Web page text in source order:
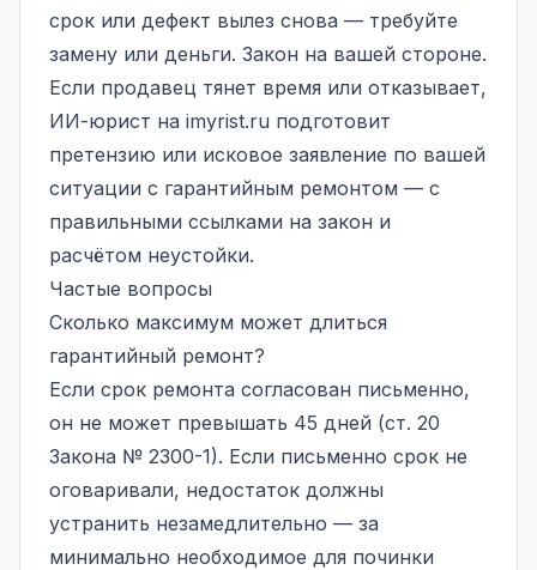
срок или дефект вылез снова — требуйте
замену или деньги. Закон на вашей стороне.
Если продавец тянет время или отказывает,
ИИ-юрист на imyrist.ru подготовит
претензию или исковое заявление по вашей
ситуации с гарантийным ремонтом — с
правильными ссылками на закон и
расчётом неустойки.
Частые вопросы
Сколько максимум может длиться
гарантийный ремонт?
Если срок ремонта согласован письменно,
он не может превышать 45 дней (ст. 20
Закона № 2300-1). Если письменно срок не
оговаривали, недостаток должны
устранить незамедлительно — за
минимально необходимое для починки